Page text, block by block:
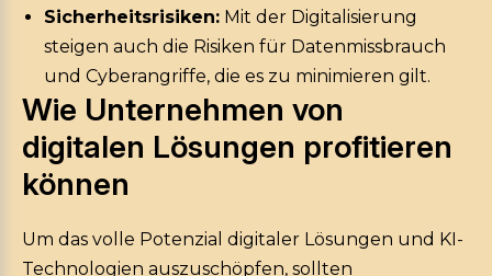
Sicherheitsrisiken: Mit der Digitalisierung
steigen auch die Risiken für Datenmissbrauch
und Cyberangriffe, die es zu minimieren gilt.
Wie Unternehmen von
digitalen Lösungen profitieren
können
Um das volle Potenzial digitaler Lösungen und KI-
Technologien auszuschöpfen, sollten